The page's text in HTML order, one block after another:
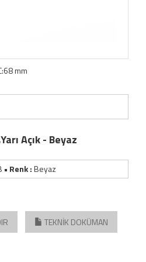
mm
Açık - Beyaz
• Renk :Beyaz
TEKNİK DOKÜMAN